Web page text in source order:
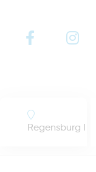
Regensburg I